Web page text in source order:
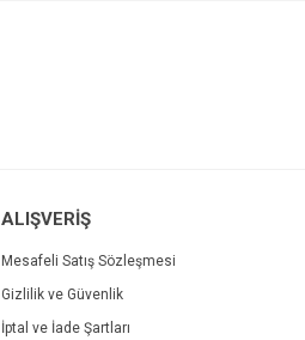
ALIŞVERİŞ
Mesafeli Satış Sözleşmesi
Gizlilik ve Güvenlik
İptal ve İade Şartları